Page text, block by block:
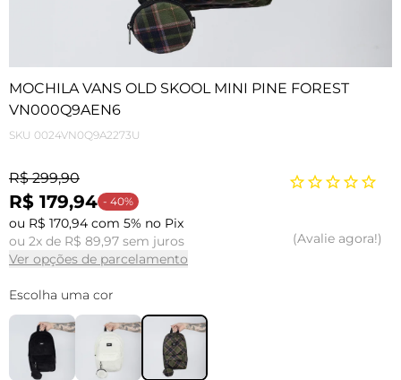
MOCHILA VANS OLD SKOOL MINI PINE FOREST
VN000Q9AEN6
SKU 0024VN0Q9A2273U
R$ 299,90
R$ 179,94 - 40%
ou R$ 170,94 com 5% no Pix
ou 2x de R$ 89,97 sem juros
Ver opções de parcelamento
Avalie agora!
Escolha uma cor